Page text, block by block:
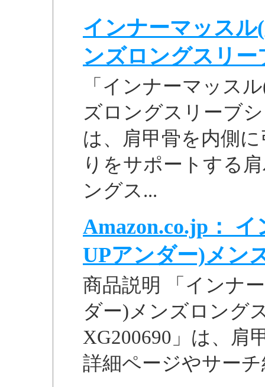
インナーマッス
ンズロングスリー
「インナーマッス
ズロングスリーブ
は、肩甲骨を内側
りをサポートする
ングス...
Amazon.co.jp：
UPアンダー)メン
商品説明 「インナ
ダー)メンズロング
XG200690」は、肩
詳細ページやサー